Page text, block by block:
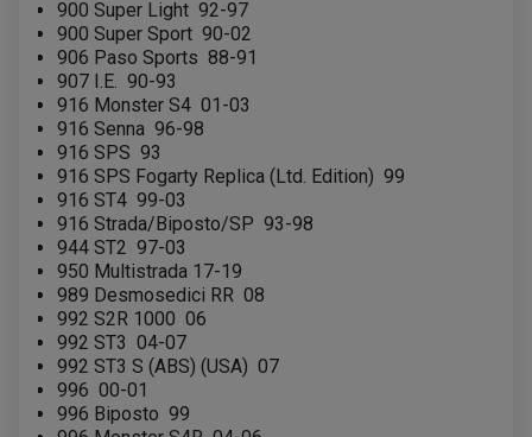
FREINAGE
ACCESSOIRE + VISSERIE FREINAGE
DISQUE DE FREIN
PLAQUETTE DE FREIN
KIT DURITE DE FREIN
KIT DURITE D'EMBRAYAGE MOTO
KIT RÉPARATION ÉTRIER DE FREIN
KIT RÉPARATION MAÎTRE CYLINDRE
MAÎTRE CYLINDRE
HUILE ET PRODUIT D'ENTRETIEN
HUILE MOTEUR
PRODUIT D'ENTRETIEN
PRODUIT ENTRETIEN
FILTRE A AIR
FILTRE A HUILE
BOUGIE SCOOTER
PRODUIT D'ENTRETIEN
FILTRE A AIR K&N
EQUIPEMENT FREINAGE QUAD / SSV
DISQUE DE FREIN QUAD / SSV
KIT DURITE DE FREIN QUAD
KIT REPARATION MAÎTRE CYLINDRE QUAD / SSV
PLAQUETTES DE FREIN QUAD / SSV
HUILE ET PRODUIT D'ENTRETIEN QUAD
HUILE POUR QUAD
PRODUIT D'ENTRETIEN QUAD
JANTES / ACCESSOIRES QUAD ET SSV
CHAÎNE A NEIGE QUAD-SSV
CHAÎNES A NEIGE
CHAMBRE A AIR QUAD ET SSV
CLOUS / CRAMPON VISSABLE
ÉLARGISSEURES DE VOIES QUAD
JANTES QUAD ET SSV
PNEUMATIQUE
MOUSSE
CHAMBRE À AIR
EQUIPEMENT FREINAGE MOTO CROSS ET
ENDURO
ACCESSOIRES FREINAGE
DISQUE DE FREIN AVANT
DISQUE DE FREIN ARRIÈRE
PLAQUETTE DE FREIN
KIT RÉPARATION PÉDALE DE FREIN
KIT RÉPARATION MAÎTRE CYLINDRE
KIT RÉPARATION ÉTRIER DE FREIN
ROULEMENT MOTO CROSS ET ENDURO
ROULEMENT DE ROUE AVANT
ROULEMENT DE ROUE ARRIÈRE
ROULEMENT D'AMORTISSEUR
ROULEMENT BIELLETTES
900 Super Light 92-97
900 Super Sport 90-02
906 Paso Sports 88-91
907 I.E. 90-93
916 Monster S4 01-03
916 Senna 96-98
916 SPS 93
916 SPS Fogarty Replica (Ltd. Edition) 99
916 ST4 99-03
916 Strada/Biposto/SP 93-98
944 ST2 97-03
950 Multistrada 17-19
989 Desmosedici RR 08
992 S2R 1000 06
992 ST3 04-07
992 ST3 S (ABS) (USA) 07
996 00-01
996 Biposto 99